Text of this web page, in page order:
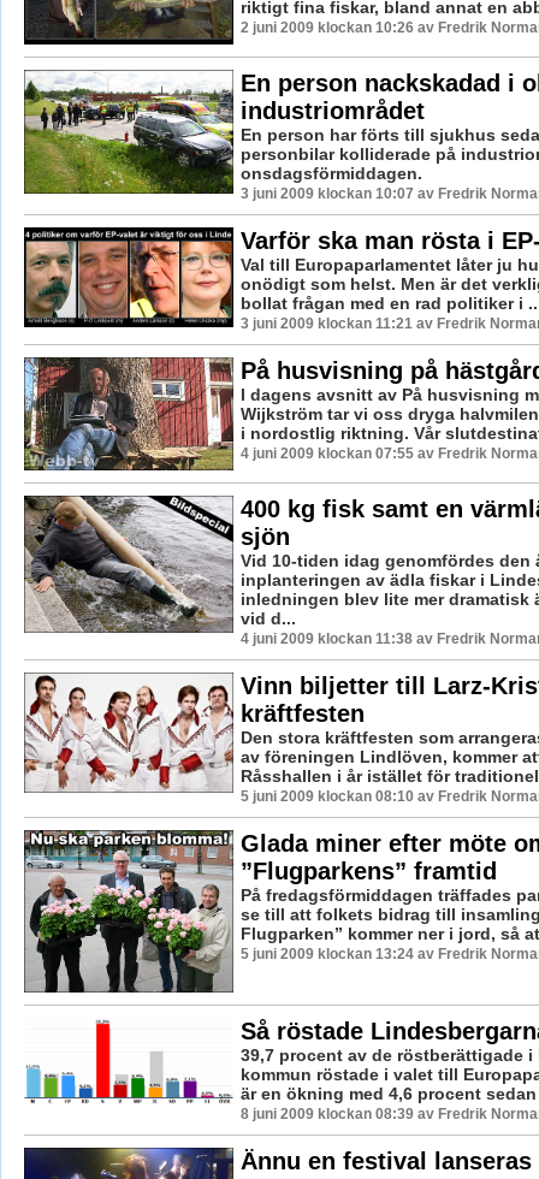
riktigt fina fiskar, bland annat en
2 juni 2009 klockan 10:26 av Fredrik
En person nackskadad i
industriområdet
En person har förts till sjukhus
personbilar kolliderade på
onsdagsförmiddagen.
3 juni 2009 klockan 10:07 av Fredrik
Varför ska man rösta i
Val till Europaparlamentet låter ju
onödigt som helst. Men är det
bollat frågan med en rad politiker i
3 juni 2009 klockan 11:21 av Fredrik
På husvisning på
I dagens avsnitt av På husvisning
Wijkström tar vi oss dryga
i nordostlig riktning. Vår
4 juni 2009 klockan 07:55 av Fredrik
400 kg fisk samt en
sjön
Vid 10-tiden idag genomfördes den
inplanteringen av ädla fiskar i
inledningen blev lite mer dramatisk
vid d...
4 juni 2009 klockan 11:38 av Fredrik
Vinn biljetter till Larz-
kräftfesten
Den stora kräftfesten som
av föreningen Lindlöven, kommer
Råsshallen i år istället för
5 juni 2009 klockan 08:10 av Fredrik
Glada miner efter möte
”Flugparkens” framtid
På fredagsförmiddagen träffades
se till att folkets bidrag till
Flugparken” kommer ner i jord, så
5 juni 2009 klockan 13:24 av Fredrik
Så röstade
39,7 procent av de röstberättigade
kommun röstade i valet till
är en ökning med 4,6 procent sedan
8 juni 2009 klockan 08:39 av Fredrik
Ännu en festival lanseras